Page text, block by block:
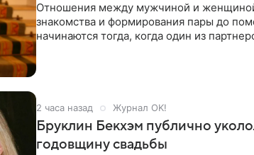
Отношения между мужчиной и женщиной
знакомства и формирования пары до
начинаются тогда, когда один из
2 часа назад Журнал OK!
Бруклин Бекхэм публично
годовщину свадьбы